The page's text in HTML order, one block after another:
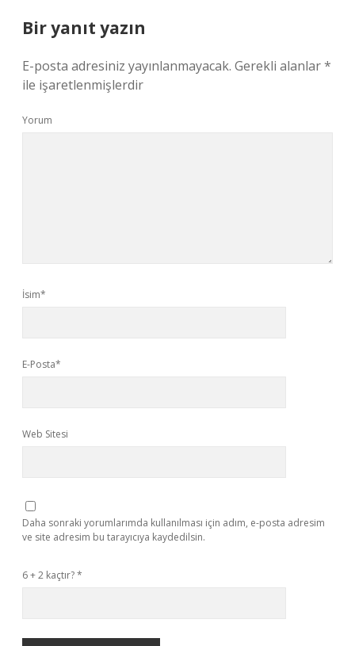
Bir yanıt yazın
E-posta adresiniz yayınlanmayacak. Gerekli alanlar*
ile işaretlenmişlerdir
Yorum
İsim*
E-Posta*
Web Sitesi
Daha sonraki yorumlarımda kullanılması için adım, e-posta adresim
ve site adresim bu tarayıcıya kaydedilsin.
6 + 2 kaçtır?*